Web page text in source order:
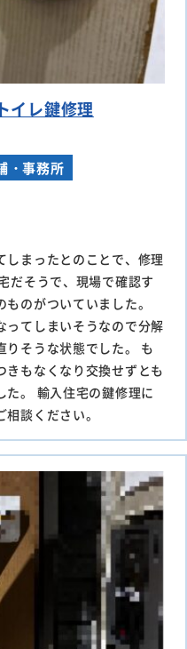
レ鍵修理
・事務所
しまったとのことで、修理
だそうで、現場で確認す
のがついていました。
ってしまいそうなので分解
りそうな状態でした。 も
きもなくなり交換せずとも
た。 輸入住宅の鍵修理に
談ください。